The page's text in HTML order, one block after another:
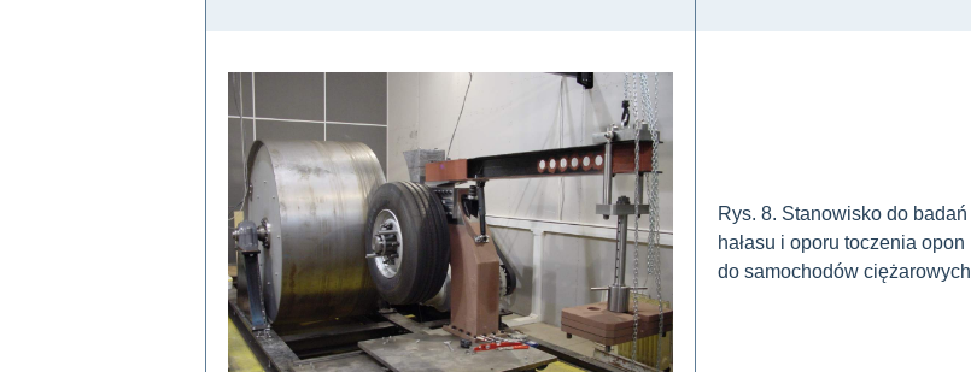
Rys. 8. Stanowisko do badań
hałasu i oporu toczenia opon
do samochodów ciężarowych